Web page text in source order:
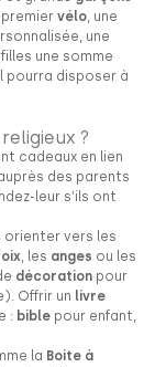
premier vélo, une
une
une somme
pourra disposer à
?
cadeaux en lien
des parents
leur s’ils ont
orienter vers les
, les anges ou les
décoration pour
Offrir un livre
: bible pour enfant,
la Boite à